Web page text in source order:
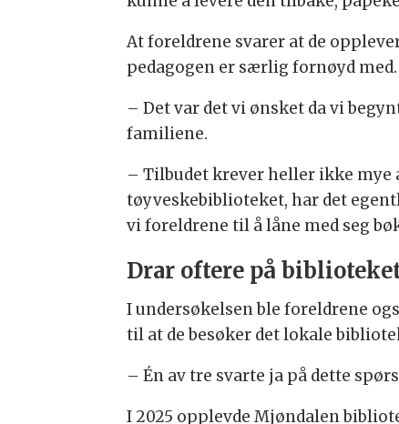
At foreldrene svarer at de
pedagogen er særlig fornøyd med.
– Det var det vi ønsket da vi
familiene.
– Tilbudet krever heller ikke mye
tøyveskebiblioteket, har det
vi foreldrene til å låne med seg
Drar oftere på
I undersøkelsen ble foreldrene
til at de besøker det lokale
– Én av tre svarte ja på dette
I 2025 opplevde Mjøndalen